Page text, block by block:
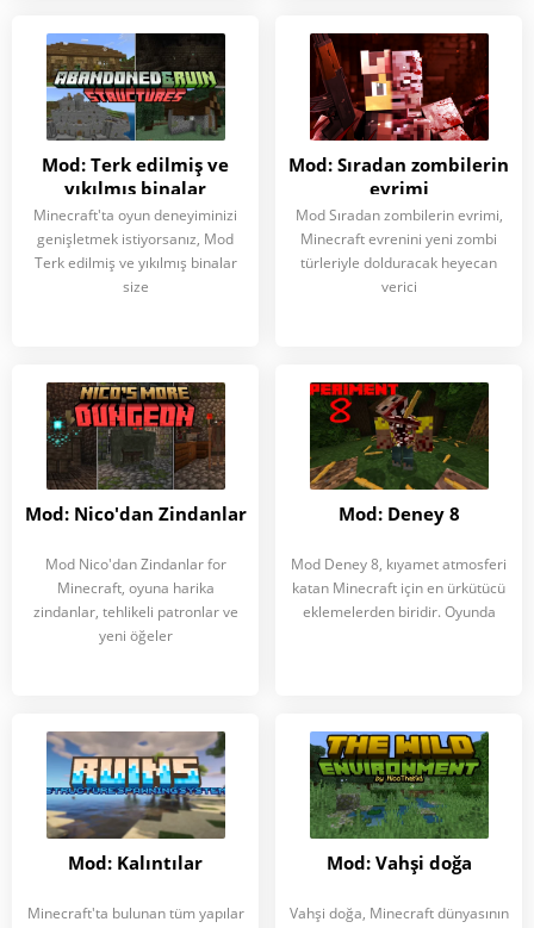
Mod: Terk edilmiş ve
yıkılmış binalar
Minecraft'ta oyun deneyiminizi
genişletmek istiyorsanız, Mod
Terk edilmiş ve yıkılmış binalar
size
Mod: Sıradan zombilerin
evrimi
Mod Sıradan zombilerin evrimi,
Minecraft evrenini yeni zombi
türleriyle dolduracak heyecan
verici
Mod: Nico'dan Zindanlar
Mod Nico'dan Zindanlar for
Minecraft, oyuna harika
zindanlar, tehlikeli patronlar ve
yeni öğeler
Mod: Deney 8
Mod Deney 8, kıyamet atmosferi
katan Minecraft için en ürkütücü
eklemelerden biridir. Oyunda
Mod: Kalıntılar
Minecraft'ta bulunan tüm yapılar
Mod: Vahşi doğa
Vahşi doğa, Minecraft dünyasının